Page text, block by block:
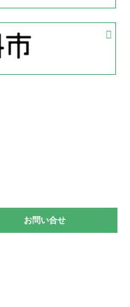
部
☆
お問い合せ
お問い合せ